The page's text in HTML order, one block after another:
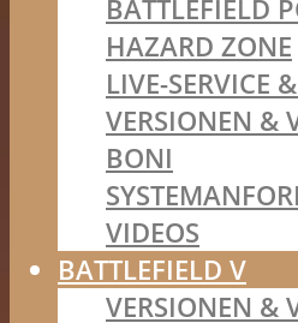
BATTLEFIELD
HAZARD ZONE
LIVE-SERVICE
VERSIONEN &
BONI
VIDEOS
BATTLEFIELD V
VERSIONEN &